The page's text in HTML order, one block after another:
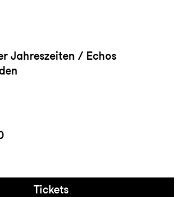
Jahreszeiten / Echos
Tickets